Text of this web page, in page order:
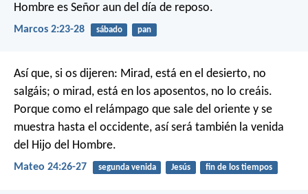
Hombre es Señor aun del día de reposo.
Marcos 2:23-28 sábado pan
Así que, si os dijeren: Mirad, está en el desierto, no
salgáis; o mirad, está en los aposentos, no lo creáis.
Porque como el relámpago que sale del oriente y se
muestra hasta el occidente, así será también la venida
del Hijo del Hombre.
Mateo 24:26-27 segunda venida Jesús fin de los tiempos